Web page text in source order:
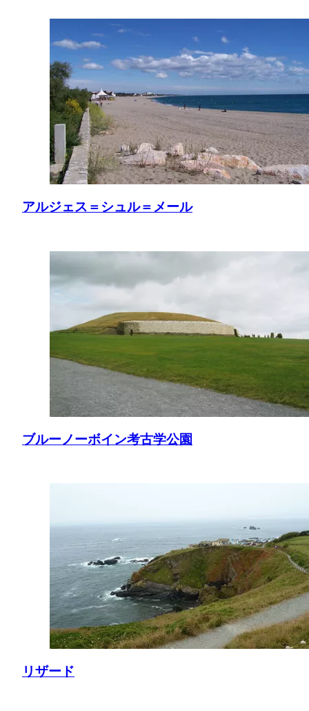
アルジェス＝シュル＝メール
ブルーノーボイン考古学公園
リザード